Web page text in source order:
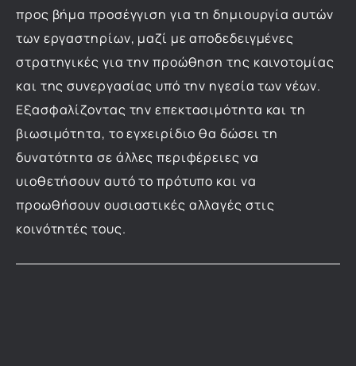
προς βήμα προσέγγιση για τη δημιουργία αυτών
των εργαστηρίων, μαζί με αποδεδειγμένες
στρατηγικές για την προώθηση της καινοτομίας
και της συνεργασίας υπό την ηγεσία των νέων.
Εξασφαλίζοντας την επεκτασιμότητα και τη
βιωσιμότητα, το εγχειρίδιο θα δώσει τη
δυνατότητα σε άλλες περιφέρειες να
υιοθετήσουν αυτό το πρότυπο και να
προωθήσουν ουσιαστικές αλλαγές στις
κοινότητές τους.